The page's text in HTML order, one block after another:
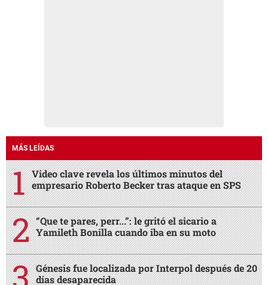
MÁS LEÍDAS
Video clave revela los últimos minutos del
empresario Roberto Becker tras ataque en SPS
“Que te pares, perr...”: le gritó el sicario a
Yamileth Bonilla cuando iba en su moto
Génesis fue localizada por Interpol después de 20
días desaparecida